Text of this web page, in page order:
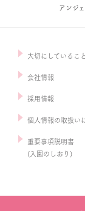
アンジ
大切にしていること
会社情報
採用情報
個人情報の取扱い
重要事項説明書
(入園のしおり)